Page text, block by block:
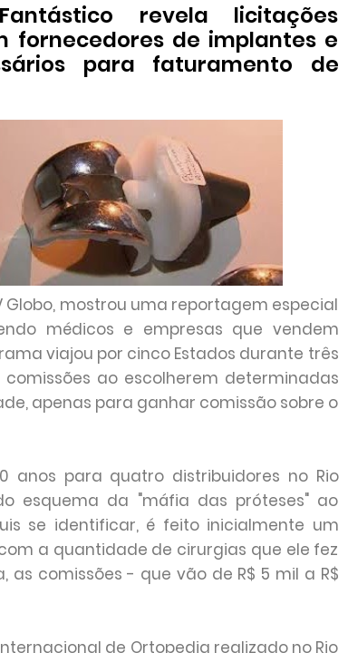
revela licitações
fornecedores de implantes e
para faturamento de
mostrou uma reportagem especial
médicos e empresas que vendem
viajou por cinco Estados durante três
ao escolherem determinadas
apenas para ganhar comissão sobre o
anos para quatro distribuidores no Rio
esquema da "máfia das próteses" ao
se identificar, é feito inicialmente um
a quantidade de cirurgias que ele fez
comissões - que vão de R$ 5 mil a R$
de Ortopedia realizado no Rio